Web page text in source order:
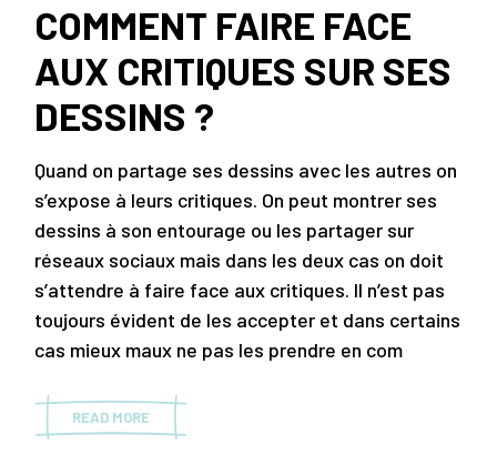
COMMENT FAIRE FACE
AUX CRITIQUES SUR SES
DESSINS ?
Quand on partage ses dessins avec les autres on
s’expose à leurs critiques. On peut montrer ses
dessins à son entourage ou les partager sur
réseaux sociaux mais dans les deux cas on doit
s’attendre à faire face aux critiques. Il n’est pas
toujours évident de les accepter et dans certains
cas mieux maux ne pas les prendre en com
READ MORE